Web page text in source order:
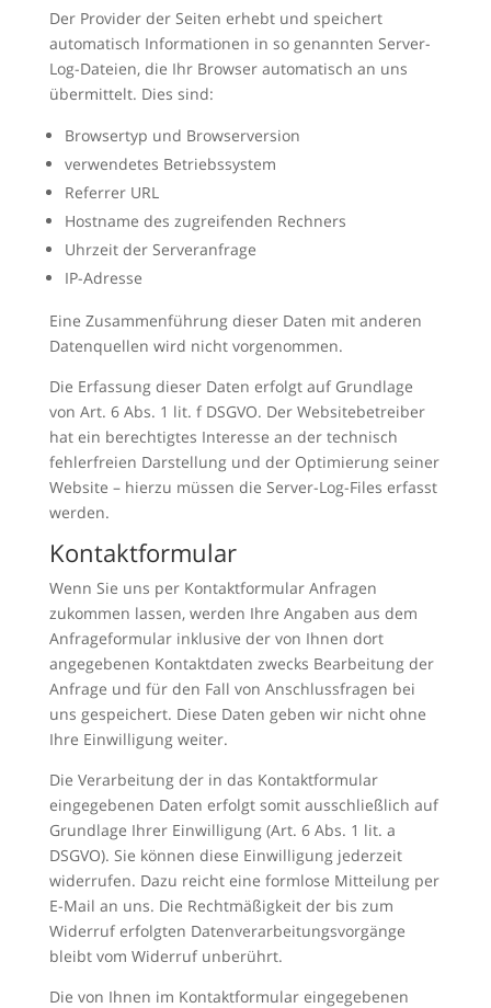
Der Provider der Seiten erhebt und speichert
automatisch Informationen in so genannten Server-
Log-Dateien, die Ihr Browser automatisch an uns
übermittelt. Dies sind:
Browsertyp und Browserversion
verwendetes Betriebssystem
Referrer URL
Hostname des zugreifenden Rechners
Uhrzeit der Serveranfrage
IP-Adresse
Eine Zusammenführung dieser Daten mit anderen
Datenquellen wird nicht vorgenommen.
Die Erfassung dieser Daten erfolgt auf Grundlage
von Art. 6 Abs. 1 lit. f DSGVO. Der Websitebetreiber
hat ein berechtigtes Interesse an der technisch
fehlerfreien Darstellung und der Optimierung seiner
Website – hierzu müssen die Server-Log-Files erfasst
werden.
Kontaktformular
Wenn Sie uns per Kontaktformular Anfragen
zukommen lassen, werden Ihre Angaben aus dem
Anfrageformular inklusive der von Ihnen dort
angegebenen Kontaktdaten zwecks Bearbeitung der
Anfrage und für den Fall von Anschlussfragen bei
uns gespeichert. Diese Daten geben wir nicht ohne
Ihre Einwilligung weiter.
Die Verarbeitung der in das Kontaktformular
eingegebenen Daten erfolgt somit ausschließlich auf
Grundlage Ihrer Einwilligung (Art. 6 Abs. 1 lit. a
DSGVO). Sie können diese Einwilligung jederzeit
widerrufen. Dazu reicht eine formlose Mitteilung per
E-Mail an uns. Die Rechtmäßigkeit der bis zum
Widerruf erfolgten Datenverarbeitungsvorgänge
bleibt vom Widerruf unberührt.
Die von Ihnen im Kontaktformular eingegebenen